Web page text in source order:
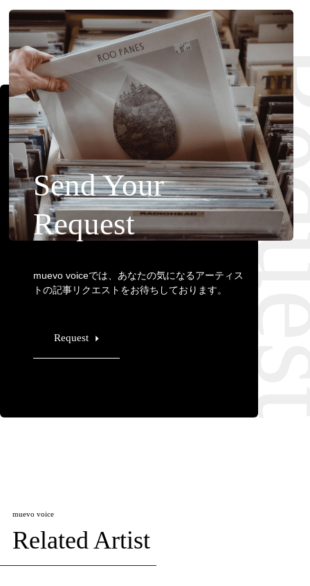
Send Your
Request
muevo voiceでは、あなたの気になるアーティス
トの記事リクエストをお待ちしております。
Request
muevo voice
Related Artist